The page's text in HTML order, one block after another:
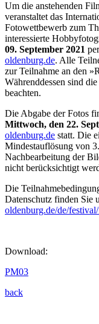
Um die anstehenden
veranstaltet das
Fotowettbewerb zum
interessierte
09. September 2021
oldenburg.de. Alle
zur Teilnahme an den
Währenddessen sind
beachten.
Die Abgabe der Fotos
Mittwoch, den 22.
oldenburg.de statt. Die
Mindestauflösung von
Nachbearbeitung der
nicht berücksichtigt
Die
Datenschutz finden Sie
oldenburg.de/de/
Download:
PM03
back